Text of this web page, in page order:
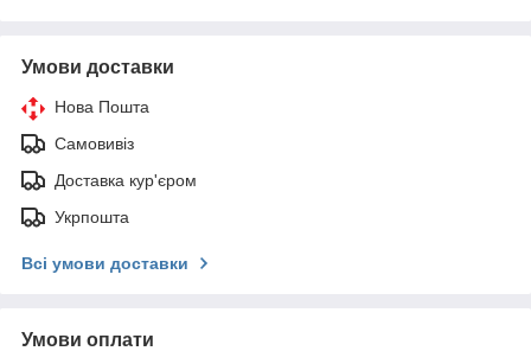
Умови доставки
Нова Пошта
Самовивіз
Доставка кур'єром
Укрпошта
Всі умови доставки
Умови оплати